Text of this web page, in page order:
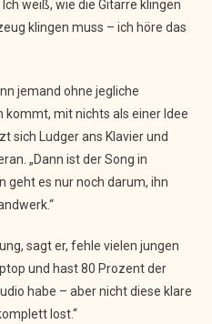
weiß, wie die Gitarre klingen
klingen muss – ich höre das
jemand ohne jegliche
mit nichts als einer Idee
sich Ludger ans Klavier und
„Dann ist der Song in
geht es nur noch darum, ihn
sagt er, fehle vielen jungen
und hast 80 Prozent der
habe – aber nicht diese klare
lost.“